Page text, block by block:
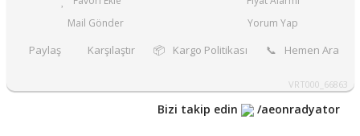
Mail Gönder
Yorum Yap
Paylaş Karşılaştır 📦 Kargo Politikası 📞 Hemen Ara
VRT000_66863
Bizi takip edin /aeonradyator